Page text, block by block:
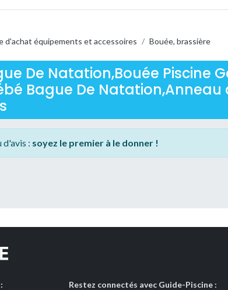
d'achat équipements et accessoires / Bouée, brassière
De Natation,Bouée Piscine
Bague De
d'avis : soyez le premier à le donner !
Restez connectés avec Guide-Piscine :